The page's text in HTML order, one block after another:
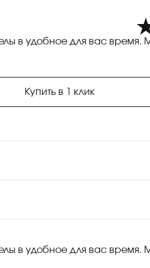
в удобное для вас время.
Купить в 1 клик
в удобное для вас время.